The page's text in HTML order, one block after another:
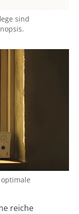
sind
reiche